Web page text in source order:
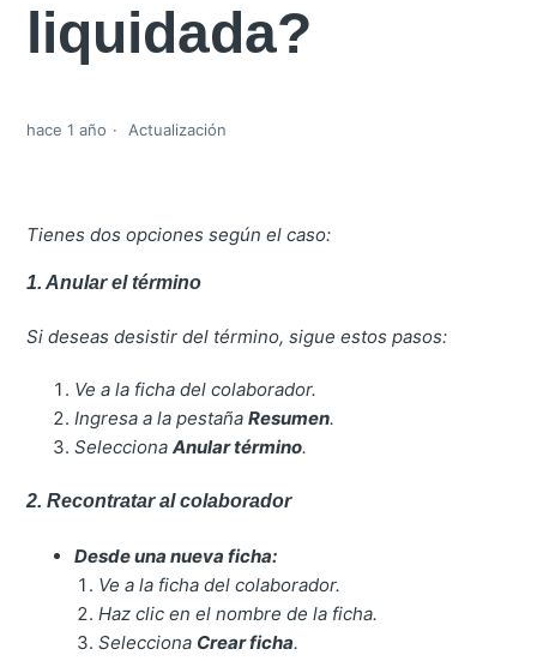
liquidada?
hace 1 año Actualización
Tienes dos opciones según el caso:
1. Anular el término
Si deseas desistir del término, sigue estos pasos:
Ve a la ficha del colaborador.
Ingresa a la pestañaResumen.
SeleccionaAnular término.
2. Recontratar al colaborador
Desde una nueva ficha:
Ve a la ficha del colaborador.
Haz clic en el nombre de la ficha.
Selecciona Crear ficha.